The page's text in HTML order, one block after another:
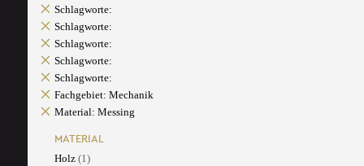
Schlagworte:
Schlagworte:
Schlagworte:
Schlagworte:
Schlagworte:
Fachgebiet: Mechanik
Material: Messing
MATERIAL
Holz (1)